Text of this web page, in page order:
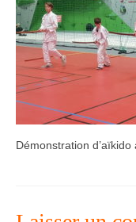
Tarifs –
L’association
Aïkido
L’aïkido
Les Grades
Démonstration